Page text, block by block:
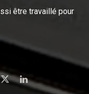
être travaillé pour